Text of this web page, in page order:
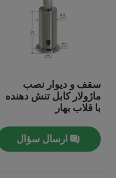
سقف و دیوار نصب
ماژولار کابل تنش دهنده
با قلاب بهار
ارسال سؤال